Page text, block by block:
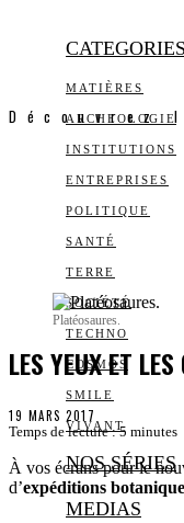
CATEGORIES
MATIÈRES
ARCHEOLOGIE
INSTITUTIONS
ENTREPRISES
POLITIQUE
SANTÉ
TERRE
SOCIÉTÉ
TECHNO
COSMOS
SMILE
VIVANT
NOS SÉRIES
MEDIAS
Découvrez
Platéosaures.
LES YEUX ET
19 MARS 2017
Temps de lecture :5 minutes
À vos écrans pour le
d’expéditions